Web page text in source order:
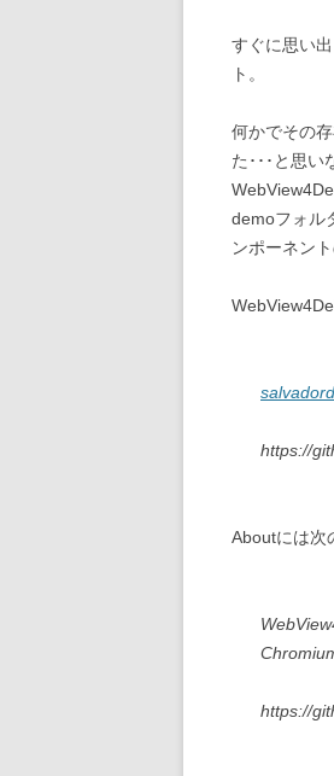
すぐに思い
ト。
何かでその
た･･･と思い
demoフォル
ンポーネン
https://
Aboutには次
https://